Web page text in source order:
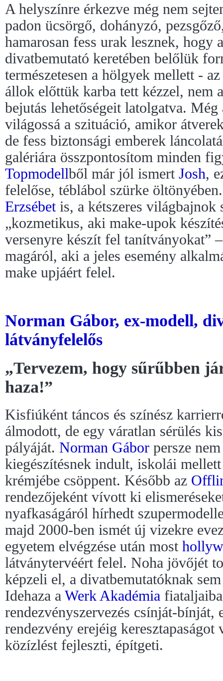
A helyszínre érkezve még nem
padon ücsörgő, dohányzó,
hamarosan fess urak lesznek, hogy
divatbemutató keretében belőlük
természetesen a hölgyek mellett -
állok előttük karba tett kézzel, nem
bejutás lehetőségeit latolgatva.
világossá a szituáció, amikor
de fess biztonsági emberek
galériára összpontosítom minden
Topmodellből már jól ismert Josh,
felelőse, téblábol szürke
Erzsébetis, a kétszeres világbajnok
„kozmetikus, aki make-upok
versenyre készít fel tanítványokat”
magáról, aki a jeles esemény
make upjáért felel.
Norman Gábor, ex-modell,
látványfelelős
„Tervezem, hogy sűrűbben
haza!”
Kisfiúként táncos és színész
álmodott, de egy váratlan sérülés
pályáját. Norman Gábor persze
kiegészítésnek indult, iskolái
krémjébe csöppent. Később az
rendezőjeként vívott ki
nyafkaságáról hírhedt
majd 2000-ben ismét új vizekre
egyetem elvégzése után most
látványtervéért felel. Noha jövőjét
képzeli el, a divatbemutatóknak
Idehaza a Werk Akadémia
rendezvényszervezés csínját-bínját,
rendezvény erejéig
közízlést fejleszti, építgeti.